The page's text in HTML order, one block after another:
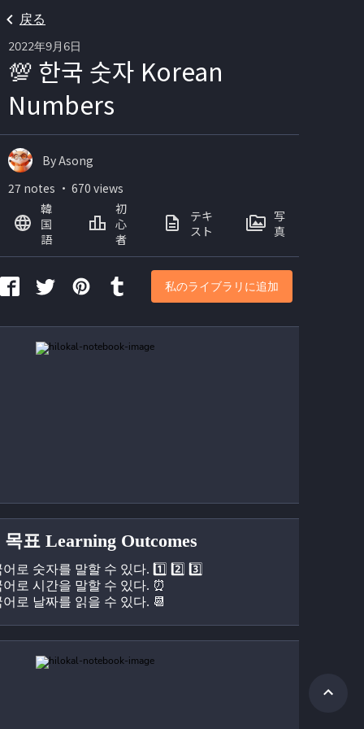
戻る
2022年9月6日
💯 한국 숫자 Korean
Numbers
표 Learning Outcomes
어로 숫자를 말할 수 있다. 1️⃣ 2️⃣ 3️⃣
어로 시간을 말할 수 있다. ⏰
어로 날짜를 읽을 수 있다. 📆
By Asong
27 notes ・ 670 views
韓
国
語
初
心
者
テキ
スト
写
真
私のライブラリに追加